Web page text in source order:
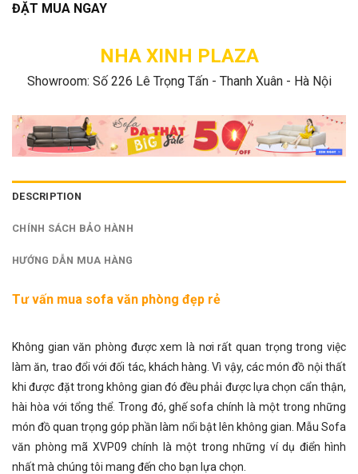
ĐẶT MUA NGAY
NHA XINH PLAZA
Showroom: Số 226 Lê Trọng Tấn - Thanh Xuân - Hà Nội
DESCRIPTION
CHÍNH SÁCH BẢO HÀNH
HƯỚNG DẪN MUA HÀNG
Tư vấn mua sofa văn phòng đẹp rẻ
Không gian văn phòng được xem là nơi rất quan trọng trong việc
làm ăn, trao đổi với đối tác, khách hàng. Vì vậy, các món đồ nội thất
khi được đặt trong không gian đó đều phải được lựa chọn cẩn thận,
hài hòa với tổng thể. Trong đó,ghế sofa chính là một trong những
món đồ quan trọng góp phần làm nổi bật lên không gian. Mẫu Sofa
văn phòng mã XVP09 chính là một trong những ví dụ điển hình
nhất mà chúng tôi mang đến cho bạn lựa chọn.